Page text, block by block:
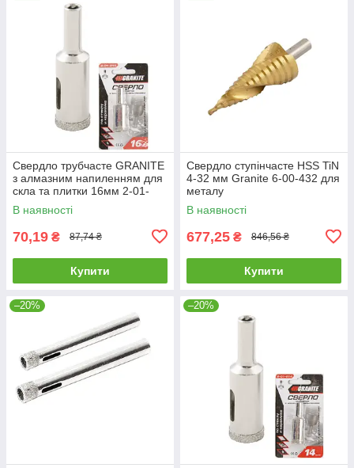
Свердло трубчасте GRANITE
з алмазним напиленням для
скла та плитки 16мм 2-01-
216 |Сверло трубчатое
GRANITE с алмазным
В наявності
70,19 ₴ 87,74 ₴
Купити
Свердло ступінчасте HSS TiN
4-32 мм Granite 6-00-432 для
металу
В наявності
677,25 ₴ 846,56 ₴
Купити
–20% –20%